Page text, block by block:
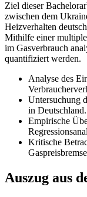
Ziel dieser
zwischen dem
Heizverhalten
Mithilfe einer
im Gasverbrauch
quantifiziert werden.
Analyse des
Untersuchung
in Deutschland.
Empirische
Kritische
Auszug aus